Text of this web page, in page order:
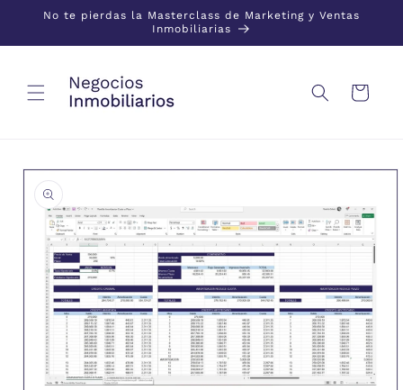
Ir alNo te pierdas la Masterclass de Marketing y Ventas
Inmobiliarias
Carrito
producto